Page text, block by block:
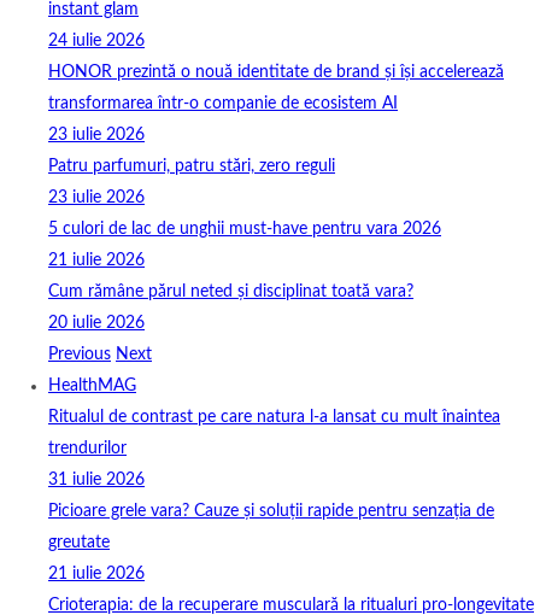
instant glam
24 iulie 2026
HONOR prezintă o nouă identitate de brand și își accelerează
transformarea într-o companie de ecosistem AI
23 iulie 2026
Patru parfumuri, patru stări, zero reguli
23 iulie 2026
5 culori de lac de unghii must‑have pentru vara 2026
21 iulie 2026
Cum rămâne părul neted și disciplinat toată vara?
20 iulie 2026
Previous Next
HealthMAG
Ritualul de contrast pe care natura l-a lansat cu mult înaintea
trendurilor
31 iulie 2026
Picioare grele vara? Cauze și soluții rapide pentru senzația de
greutate
21 iulie 2026
Crioterapia: de la recuperare musculară la ritualuri pro‑longevitate